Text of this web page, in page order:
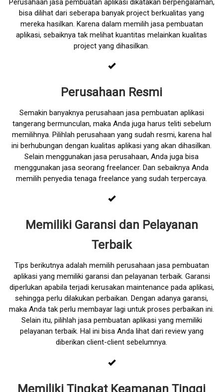
Perusahaan jasa pembuatan aplikasi dikatakan berpengalaman,
bisa dilihat dari seberapa banyak project berkualitas yang
mereka hasilkan. Karena dalam memilih jasa pembuatan
aplikasi, sebaiknya tak melihat kuantitas melainkan kualitas
project yang dihasilkan.
Perusahaan Resmi
Semakin banyaknya perusahaan jasa pembuatan aplikasi
tangerang bermunculan, maka Anda juga harus teliti sebelum
memilihnya. Pilihlah perusahaan yang sudah resmi, karena hal
ini berhubungan dengan kualitas aplikasi yang akan dihasilkan.
Selain menggunakan jasa perusahaan, Anda juga bisa
menggunakan jasa seorang freelancer. Dan sebaiknya Anda
memilih penyedia tenaga freelance yang sudah terpercaya.
Memiliki Garansi dan Pelayanan
Terbaik
Tips berikutnya adalah memilih perusahaan jasa pembuatan
aplikasi yang memiliki garansi dan pelayanan terbaik. Garansi
diperlukan apabila terjadi kerusakan maintenance pada aplikasi,
sehingga perlu dilakukan perbaikan. Dengan adanya garansi,
maka Anda tak perlu membayar lagi untuk proses perbaikan ini.
Selain itu, pilihlah jasa pembuatan aplikasi yang memiliki
pelayanan terbaik. Hal ini bisa Anda lihat dari review yang
diberikan client-client sebelumnya.
Memiliki Tingkat Keamanan Tinggi